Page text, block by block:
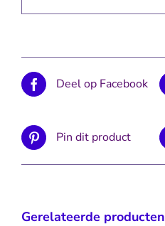
Deel op Facebook
Pin dit product
Gerelateerde producten